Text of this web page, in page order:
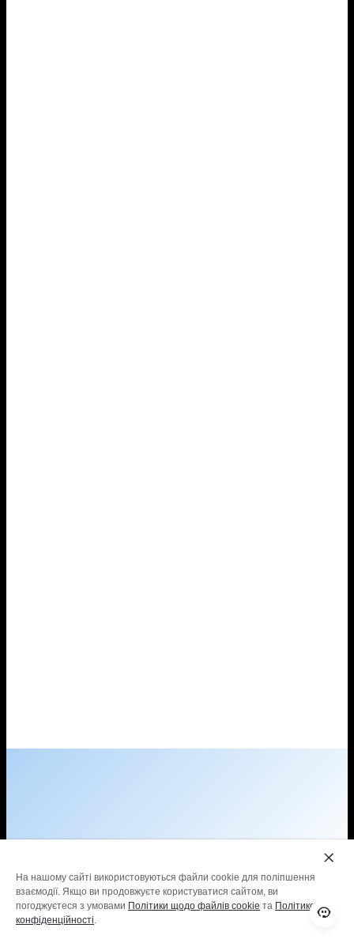
На нашому сайті використовуються файли cookie для поліпшення
взаємодії. Якщо ви продовжуєте користуватися сайтом, ви
погоджуєтеся з умовами Політики щодо файлів cookie та Політикою
конфіденційності.